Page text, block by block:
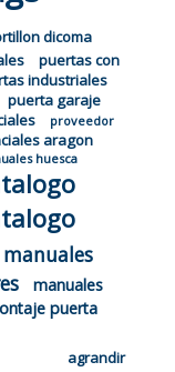
dicoma
puertas con
industriales
puerta garaje
proveedor
aragon
huesca
manuales
manuales
puerta
agrandir